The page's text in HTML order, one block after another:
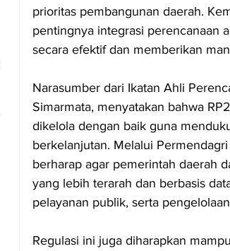
prioritas pembangunan daerah.
pentingnya integrasi perencanaan
secara efektif dan memberikan
Narasumber dari Ikatan Ahli
Simarmata, menyatakan bahwa
dikelola dengan baik guna
berkelanjutan. Melalui
berharap agar pemerintah daerah
yang lebih terarah dan berbasis
pelayanan publik, serta
Regulasi ini juga diharapkan